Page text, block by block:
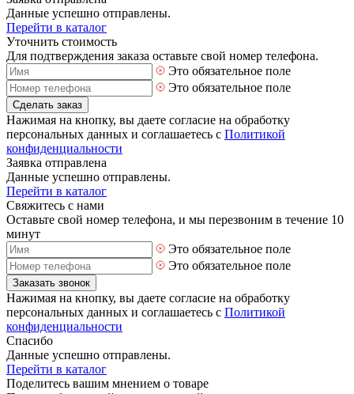
Данные успешно отправлены.
Перейти в каталог
Уточнить стоимость
Для подтверждения заказа оставьте свой номер телефона.
Это обязательное поле
Это обязательное поле
Сделать заказ
Нажимая на кнопку, вы даете согласие на обработку
персональных данных и соглашаетесь с Политикой
конфиденциальности
Заявка отправлена
Данные успешно отправлены.
Перейти в каталог
Свяжитесь с нами
Оставьте свой номер телефона, и мы перезвоним в течение 10
минут
Это обязательное поле
Это обязательное поле
Заказать звонок
Нажимая на кнопку, вы даете согласие на обработку
персональных данных и соглашаетесь с Политикой
конфиденциальности
Спасибо
Данные успешно отправлены.
Перейти в каталог
Поделитесь вашим мнением о товаре